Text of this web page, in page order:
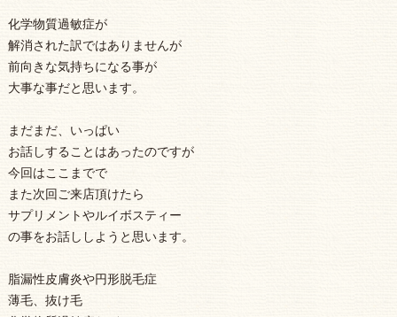
化学物質過敏症が
解消された訳ではありませんが
前向きな気持ちになる事が
大事な事だと思います。
まだまだ、いっぱい
お話しすることはあったのですが
今回はここまでで
また次回ご来店頂けたら
サプリメントやルイボスティー
の事をお話ししようと思います。
脂漏性皮膚炎や円形脱毛症
薄毛、抜け毛